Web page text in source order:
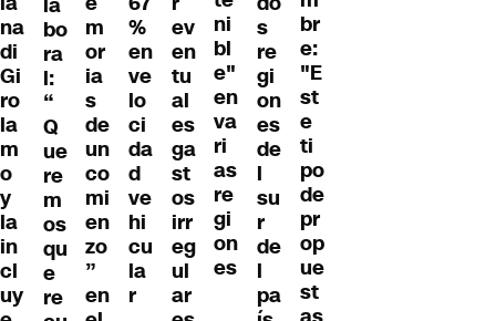
na
di
Gi
ro
la
m
o
y
la
in
cl
uy
bo
ra
l:
“
Q
ue
re
m
os
qu
e
re
m
or
ia
s
de
un
co
mi
en
zo
”
en
%
en
ve
lo
ci
da
d
ve
hi
cu
la
r
ev
en
tu
al
es
ga
st
os
irr
eg
ul
ar
ni
bl
e"
en
va
ri
as
re
gi
on
es
s
re
gi
on
es
de
l
su
r
de
l
pa
br
e:
"E
st
e
ti
po
de
pr
op
ue
st